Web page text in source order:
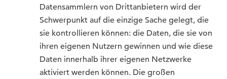
Datensammlern von Drittanbietern wird der
Schwerpunkt auf die einzige Sache gelegt, die
sie kontrollieren können: die Daten, die sie von
ihren eigenen Nutzern gewinnen und wie diese
Daten innerhalb ihrer eigenen Netzwerke
aktiviert werden können. Die großen